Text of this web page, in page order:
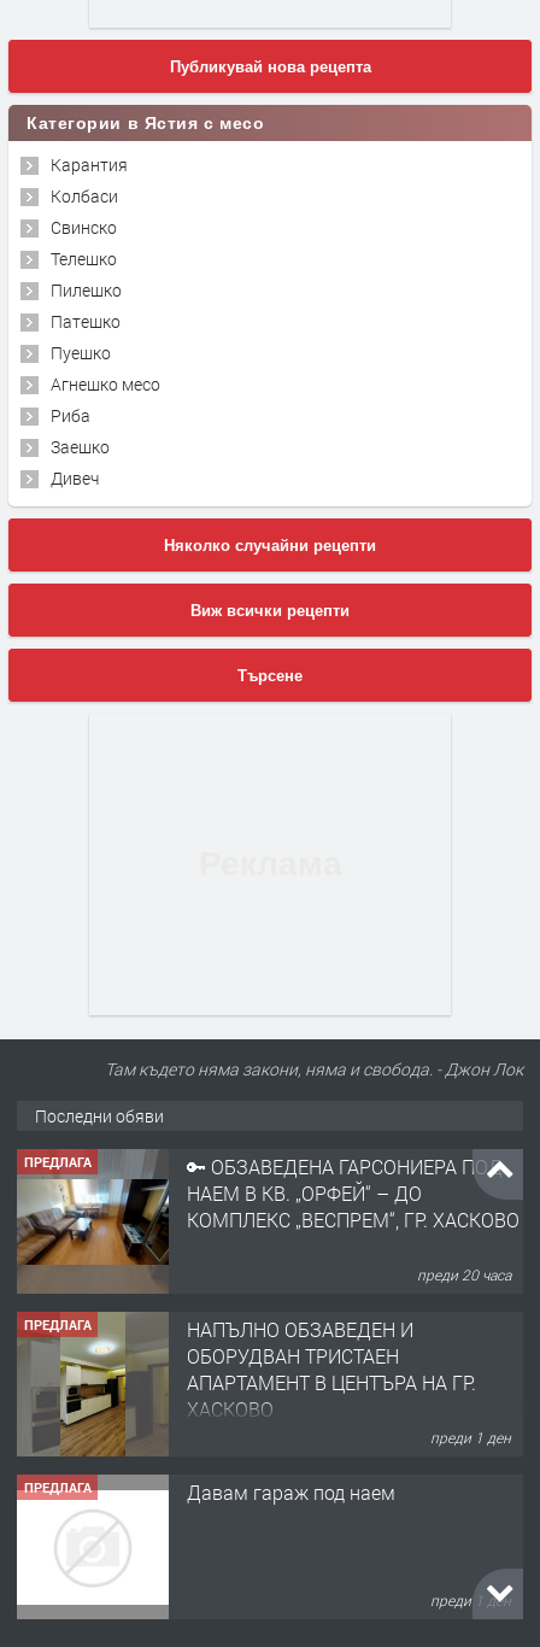
Публикувай нова рецепта
Категории в Ястия с месо
Карантия
Колбаси
Свинско
Телешко
Пилешко
Патешко
Пуешко
Агнешко месо
Риба
Заешко
Дивеч
Няколко случайни рецепти
Виж всички рецепти
Търсене
Там където няма закони, няма и свобода. - Джон Лок
Последни обяви
ПРЕДЛАГА
🔑 ОБЗАВЕДЕНА ГАРСОНИЕРА ПОД
НАЕМ В КВ. „ОРФЕЙ“ – ДО
КОМПЛЕКС „ВЕСПРЕМ“, ГР. ХАСКОВО
преди 20 часа
ПРЕДЛАГА
НАПЪЛНО ОБЗАВЕДЕН И
ОБОРУДВАН ТРИСТАЕН
АПАРТАМЕНТ В ЦЕНТЪРА НА ГР.
ХАСКОВО
преди 1 ден
ПРЕДЛАГА Давам гараж под наем
преди 1 ден